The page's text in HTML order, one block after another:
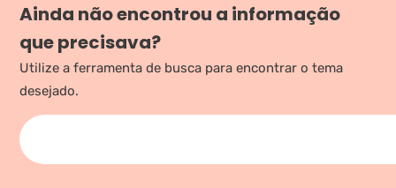
Ainda não encontrou a informação
que precisava?
Utilize a ferramenta de busca para encontrar o tema
desejado.